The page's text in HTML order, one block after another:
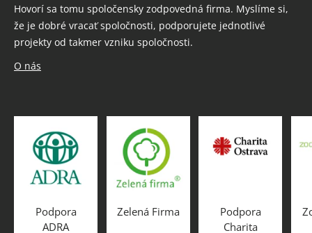
Hovorí sa tomu spoločensky zodpovedná firma. Myslíme si,
že je dobré vracať spoločnosti, podporujete jednotlivé
projekty od takmer vzniku spoločnosti.
O nás
Podpora
ADRA
Zelená Firma
Podpora
Charita